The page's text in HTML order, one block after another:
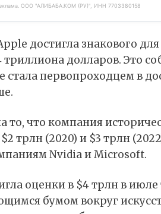
ООО "АЛИБАБА.КОМ (РУ)", ИНН 7703380158
достигла знакового
триллиона долларов. Это
стала первопроходцем в
то, что компания
$2 трлн (2020) и $3 трлн
Nvidia и Microsoft.
оценки в $4 трлн в
бумом вокруг